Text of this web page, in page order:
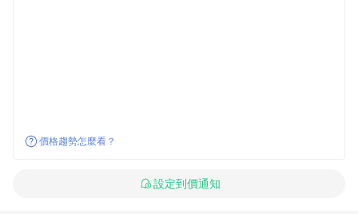
價格趨勢怎麼看？
設定到價通知